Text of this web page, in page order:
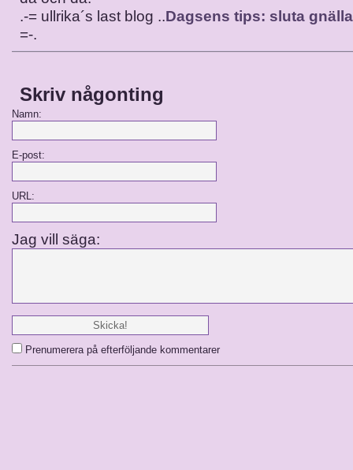
.-= ullrika´s last blog ..Dagsens tips: sluta
=-.
Skriv någonting
Namn:
E-post:
URL:
Jag vill säga:
Prenumerera på efterföljande kommentarer